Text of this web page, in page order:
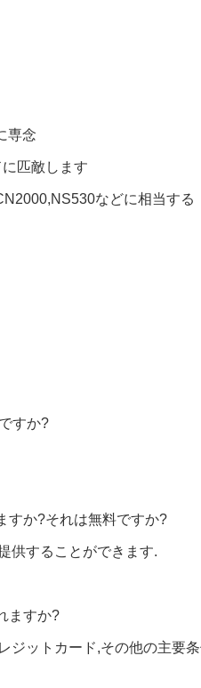
専念
匹敵します
などに相当する
すか?
すか?それは無料ですか?
供することができます.
ますか?
ジットカード,その他の主要